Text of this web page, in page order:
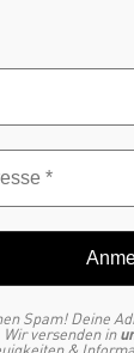
Spam! Deine
versenden in
&